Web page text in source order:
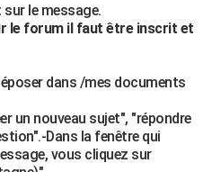
le message.
le forum il faut être inscrit et
dans /mes documents
un nouveau sujet", "répondre
Dans la fenêtre qui
vous cliquez sur